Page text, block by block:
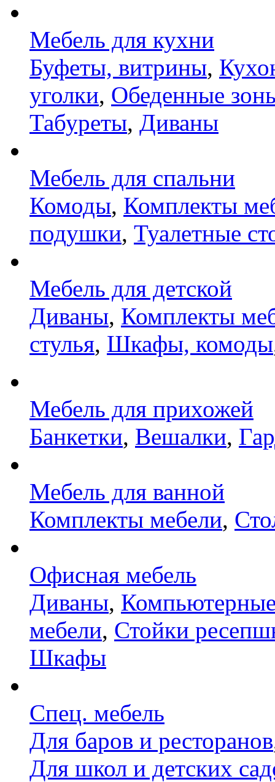
Мебель для кухни
Буфеты, витрины,
уголки, Обеденные
Табуреты, Диваны
Мебель для спальни
Комоды, Комплекты
подушки, Туалетные
Мебель для детской
Диваны, Комплекты
стулья, Шкафы, комоды
Мебель для прихожей
Банкетки, Вешалки,
Мебель для ванной
Комплекты мебели,
Офисная мебель
Диваны,
мебели, Стойки
Шкафы
Спец. мебель
Для баров и ресторанов
Для школ и детских